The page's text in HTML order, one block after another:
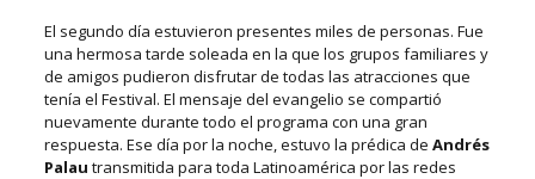
El segundo día estuvieron presentes miles de personas. Fue
una hermosa tarde soleada en la que los grupos familiares y
de amigos pudieron disfrutar de todas las atracciones que
tenía el Festival. El mensaje del evangelio se compartió
nuevamente durante todo el programa con una gran
respuesta. Ese día por la noche, estuvo la prédica de Andrés
Palau transmitida para toda Latinoamérica por las redes